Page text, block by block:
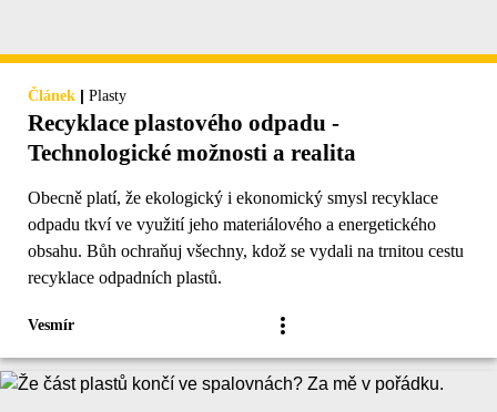
Článek | Plasty
Recyklace plastového odpadu -
Technologické možnosti a realita
Obecně platí, že ekologický i ekonomický smysl recyklace
odpadu tkví ve využití jeho materiálového a energetického
obsahu. Bůh ochraňuj všechny, kdož se vydali na trnitou cestu
recyklace odpadních plastů.
Vesmír